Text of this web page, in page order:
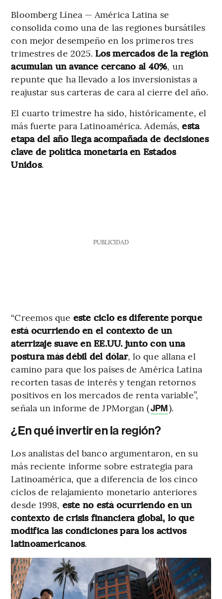
Bloomberg Línea — América Latina se
consolida como una de las regiones bursátiles
con mejor desempeño en los primeros tres
trimestres de 2025. Los mercados de la región
acumulan un avance cercano al 40%, un
repunte que ha llevado a los inversionistas a
reajustar sus carteras de cara al cierre del año.
El cuarto trimestre ha sido, históricamente, el
más fuerte para Latinoamérica. Además,esta
etapa del año llega acompañada de decisiones
clave de política monetaria en Estados
Unidos.
PUBLICIDAD
“Creemos que este ciclo es diferente porque
está ocurriendo en el contexto de un
aterrizaje suave en EE.UU. junto con una
postura más débil del dólar, lo que allana el
camino para que los países de América Latina
recorten tasas de interés y tengan retornos
positivos en los mercados de renta variable”,
señala un informe de JPMorgan (JPM).
¿En qué invertir en la región?
Los analistas del banco argumentaron, en su
más reciente informe sobre estrategia para
Latinoamérica, que a diferencia de los cinco
ciclos de relajamiento monetario anteriores
desde 1998, este no está ocurriendo en un
contexto de crisis financiera global, lo que
modifica las condiciones para los activos
latinoamericanos.